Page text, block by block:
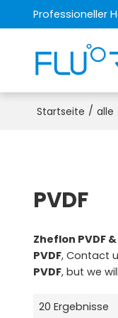
Professioneller
Startseite / alle
PVDF
Zheflon PVDF
PVDF, Contact
PVDF, but we
20 Ergebnisse